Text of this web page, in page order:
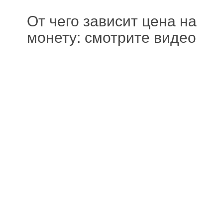
От чего зависит цена на
монету: смотрите видео